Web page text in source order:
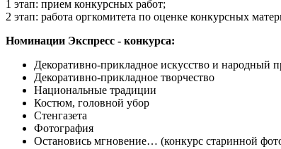
1 этап: прием конкурсных работ;
2 этап: работа оргкомитета по оценке конкурсных
Номинации Экспресс - конкурса:
Декоративно-прикладное искусство и народный
Декоративно-прикладное творчество
Национальные традиции
Костюм, головной убор
Стенгазета
Фотография
Остановись мгновение… (конкурс старинной